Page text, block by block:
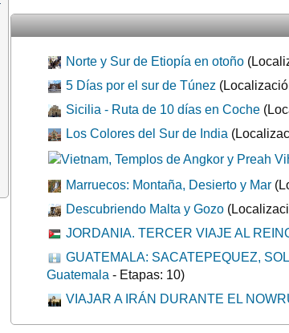
Norte y Sur de Etiopía en otoño
5 Días por el sur de Túnez
Sicilia - Ruta de 10 días en Coche
Los Colores del Sur de India
Marruecos: Montaña, Desierto y Mar
Descubriendo Malta y Gozo
JORDANIA. TERCER VIAJE AL
GUATEMALA: SACATEPEQUEZ,
Guatemala - Etapas: 10)
VIAJAR A IRÁN DURANTE EL